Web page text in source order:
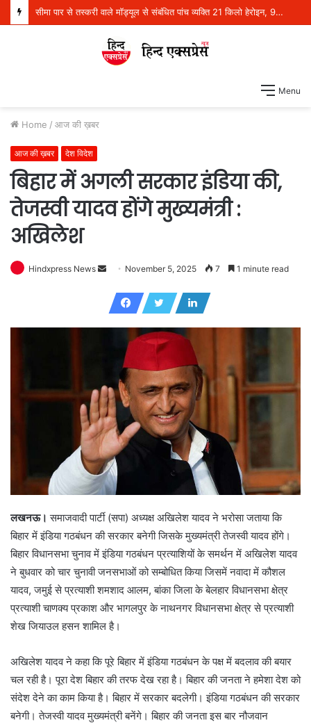
सीमा पार से तस्करी वाले मॉड्यूल से संबंधित पांच व्यक्ति 21 किलो हेरोइन, 970 ग्राम आईसीई और एक पिस्तौल सहित गिरफ्तार
Menu
Home / आज की ख़बर
आज की ख़बर देश विदेश
बिहार में अगली सरकार इंडिया की,
तेजस्वी यादव होंगे मुख्यमंत्री :
अखिलेश
Hindxpress News
m
a
i
l
November 5, 2025 7 1 minute read
लखनऊ। समाजवादी पार्टी (सपा) अध्यक्ष अखिलेश यादव ने भरोसा जताया कि
बिहार में इंडिया गठबंधन की सरकार बनेगी जिसके मुख्यमंत्री तेजस्वी यादव होंगे।
बिहार विधानसभा चुनाव में इंडिया गठबंधन प्रत्याशियों के समर्थन में अखिलेश यादव
ने बुधवार को चार चुनावी जनसभाओं को सम्बोधित किया जिसमें नवादा में कौशल
यादव, जमुई से प्रत्याशी शमशाद आलम, बांका जिला के बेलहार विधानसभा क्षेत्र
प्रत्याशी चाणक्य प्रकाश और भागलपुर के नाथनगर विधानसभा क्षेत्र से प्रत्याशी
शेख जियाउल हसन शामिल है।
अखिलेश यादव ने कहा कि पूरे बिहार में इंडिया गठबंधन के पक्ष में बदलाव की बयार
चल रही है। पूरा देश बिहार की तरफ देख रहा है। बिहार की जनता ने हमेशा देश को
संदेश देने का काम किया है। बिहार में सरकार बदलेगी। इंडिया गठबंधन की सरकार
बनेगी। तेजस्वी यादव मुख्यमंत्री बनेंगे। बिहार की जनता इस बार नौजवान